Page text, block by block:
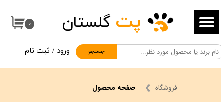
۰
جستجو
پت گلستان
ورود / ثبت نام
حساب کاربری من
تغییر گذر واژه
سفارشات
خروج از حساب کاربری
فروشگاه صفحه محصول